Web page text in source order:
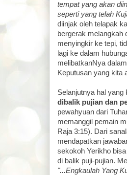
tempat yang akan
seperti yang telah
diinjak oleh telapak
bergerak melangkah
menyingkir ke tepi,
lagi ke dalam
melibatkanNya
Keputusan yang kita
Selanjutnya hal
dibalik pujian dan
pewahyuan dari
memanggil pemain
Raja 3:15). Dari
mendapatkan
sekokoh Yerikho
di balik puji-pujian.
"...Engkaulah Yang